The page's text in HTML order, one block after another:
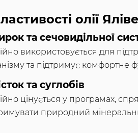
олії
та сечовидільної
використовується для
та підтримує комфортне
та суглобів
цінується у програмах,
природний